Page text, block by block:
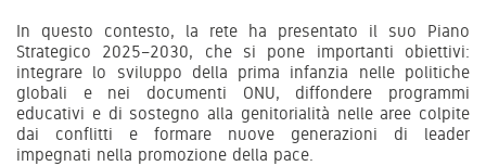
In questo contesto, la rete ha presentato il suo Piano
Strategico 2025–2030, che si pone importanti obiettivi:
integrare lo sviluppo della prima infanzia nelle politiche
globali e nei documenti ONU, diffondere programmi
educativi e di sostegno alla genitorialità nelle aree colpite
dai conflitti e formare nuove generazioni di leader
impegnati nella promozione della pace.